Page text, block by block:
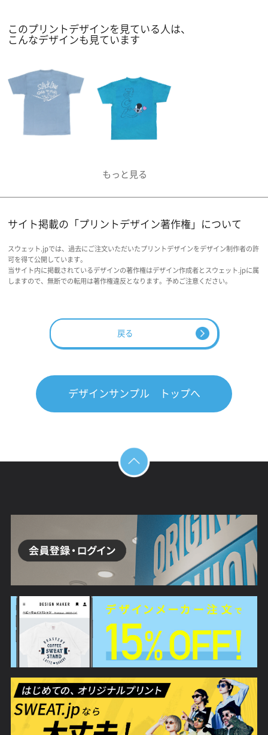
このプリントデザインを見ている人は、
こんなデザインも見ています
サイト掲載の「プリントデザイン著作権」について
スウェット.jpでは、過去にご注文いただいたプリントデザインをデザイン制作者の許
可を得て公開しています。
当サイト内に掲載されているデザインの著作権はデザイン作成者とスウェット.jpに属
しますので、無断での転用は著作権違反となります。予めご注意ください。
戻る
デザインサンプル トップへ